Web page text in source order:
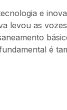
e
levou as
é